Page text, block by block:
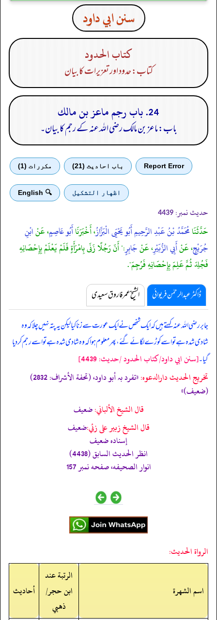
سنن ابي داود
كتاب الحدود
کتاب: حدود اور تعزیرات کا بیان
24. باب رجم ماعز بن مالك
باب: ماعز بن مالک رضی اللہ عنہ کے رجم کا بیان۔
Report Error باب احادیث (21) مكررات (1)
اظهار التشكيل 🔍 English
حدیث نمبر: 4439
حَدَّثَنَامُحَمَّدُ بْنُ عَبْدِ الرَّحِيمِ أَبُو يَحْيَى الْبَزَّازُ، أَخْبَرَنَاأَبُو عَاصِمٍ، عَنْابْنِ
جُرَيْجٍ، عَنْأَبِي الزُّبَيْرِ، عَنْجَابِرٍ:" أَنّ رَجُلًا زَنَى بِامْرَأَةٍ فَلَمْ يَعْلَمْ بِإِحْصَانِهِ
فَجُلِدَ ثُمَّ عَلِمَ بِإِحْصَانِهِ فَرُجِمَ".
ڈاکٹر عبدالرحمٰن فریوائی الشیخ عمر فاروق سعیدی
جابر رضی اللہ عنہ کہتے ہیں کہایک شخص نے ایک عورت سے زنا کیا لیکن یہ پتہ نہیں چلا کہ وہ
شادی شدہ ہے تو اسے کوڑے لگائے گئے، پھر معلوم ہوا کہ وہ شادی شدہ ہے تو اسے رجم کر دیا
گیا۔[سنن ابي داود/كتاب الحدود /حدیث: 4439]
تخریج الحدیث دارالدعوہ:
«‏‏‏‏تفرد بہ أبو داود، (تحفة الأشراف: 2832)
(ضعیف)»
قال الشيخ الألباني:ضعيف
قال الشيخ زبير على زئي:ضعيف
إسناده ضعيف
انظر الحديث السابق (4438)
انوار الصحيفه، صفحه نمبر 157
الرواة الحديث:
اسم الشهرة
الرتبة عند
ابن حجر/
ذهبي
أحاديث